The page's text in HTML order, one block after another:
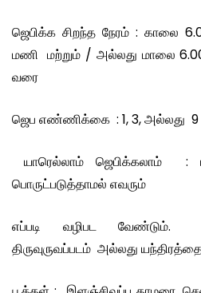
ஜெபிக்க சிறந்த நேரம் :
மணி மற்றும் / அல்லது மாலை
வரை
ஜெப எண்ணிக்கை : 1, 3, அல்லது 9
யாரெல்லாம் ஜெபிக்கலாம் :
பொருட்படுத்தாமல் எவரும்
எப்படி வழிபட வேண்டும்.
திருவுருவப்படம் அல்லது